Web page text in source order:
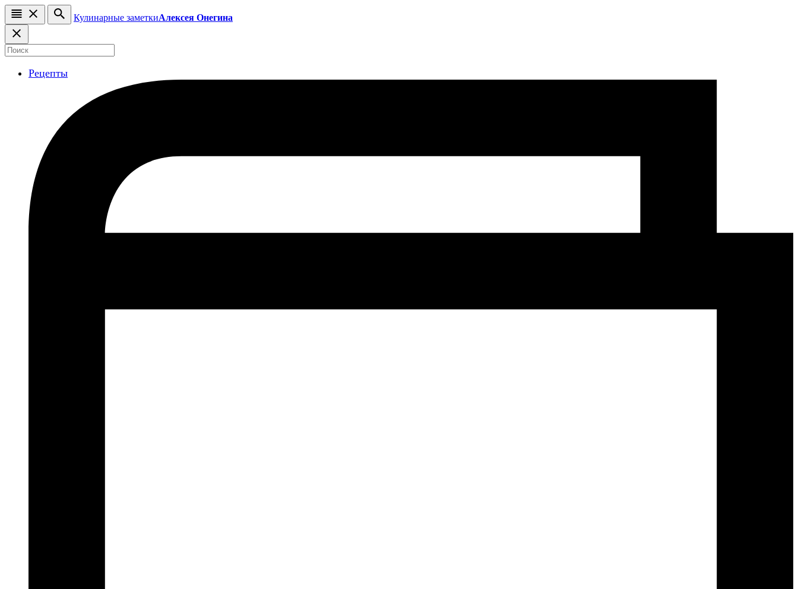
Кулинарные заметкиАлексея Онегина
Рецепты